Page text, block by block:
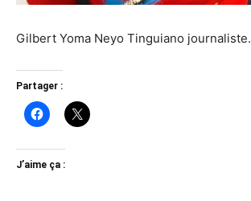
Gilbert Yoma Neyo Tinguiano journaliste.
Partager :
J’aime ça :